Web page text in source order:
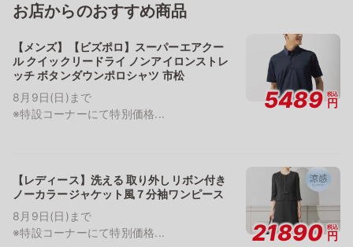
お店からのおすすめ商品
【メンズ】【ビズポロ】スーパーエアクー
ル クイックリードライ ノンアイロンストレ
ッチ ボタンダウンポロシャツ 市松
8月9日(日)まで
※特設コーナーにて特別価格...
5489 税込
円
【レディース】洗える 取り外しリボン付き
ノーカラージャケット風７分袖ワンピース
8月9日(日)まで
※特設コーナーにて特別価格...
21890 税込
円